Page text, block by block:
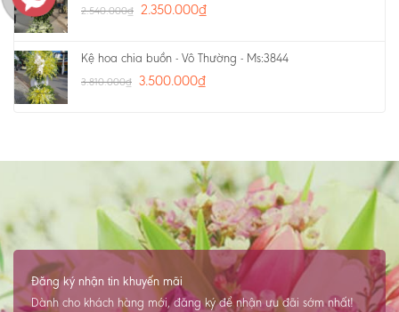
2.540.000₫ 2.350.000₫
Kệ hoa chia buồn - Vô Thường - Ms:3844
3.810.000₫ 3.500.000₫
Đăng ký nhận tin khuyến mãi
Dành cho khách hàng mới, đăng ký để nhận ưu đãi sớm nhất!